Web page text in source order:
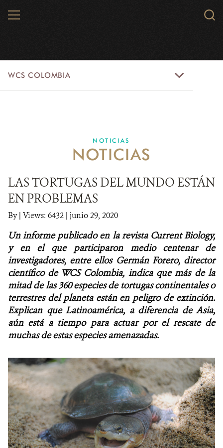
MENU
WCS COLOMBIA
EJES ESTRATÉGICOS
LÍNEAS DE ACCIÓN
MICROSITIOS
NOTICIAS
WCS VISUAL
PUBLICACIONES
ALIADOS Y ALIANZAS
COBERTURA EN MEDIOS DE COMUNICACIÓN
INFORME ANUAL WCS
MECANISMO DE ATENCIÓN DE QUEJAS Y RECLAMOS
DONA
NOTICIAS
NOTICIAS
LAS TORTUGAS DEL MUNDO ESTÁN
EN PROBLEMAS
By| Views: 6432 | junio 29, 2020
Un informe publicado en la revista Current Biology,
y en el que participaron medio centenar de
investigadores, entre ellos Germán Forero, director
científico de WCS Colombia, indica que más de la
mitad de las 360 especies de tortugas continentales o
terrestres del planeta están en peligro de extinción.
Explican que Latinoamérica, a diferencia de Asia,
aún está a tiempo para actuar por el rescate de
muchas de estas especies amenazadas.